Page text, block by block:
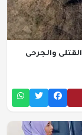
والجرحى